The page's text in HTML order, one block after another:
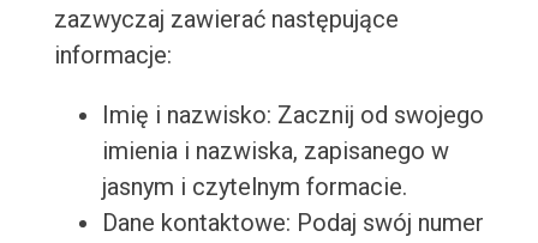
zazwyczaj zawierać następujące
informacje:
Imię i nazwisko: Zacznij od swojego
imienia i nazwiska, zapisanego w
jasnym i czytelnym formacie.
Dane kontaktowe: Podaj swój numer